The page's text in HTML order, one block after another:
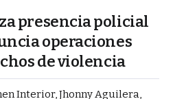
presencia policial
operaciones
de violencia
Interior, Jhonny Aguilera,